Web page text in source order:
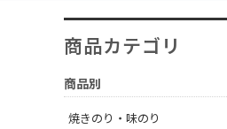
商品カテゴリ
商品別
焼きのり・味のり